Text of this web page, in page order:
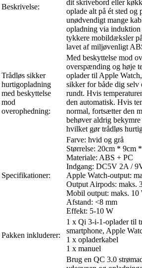
Beskrivelse:
dit skrivebord eller
oplade alt på ét sted og
unødvendigt mange
opladning via induktion
tykkere mobildæksler
lavet af miljøvenligt
Trådløs sikker
hurtigopladning
med beskyttelse
mod
overophedning:
Med beskyttelse mod
overspænding og høje
oplader til Apple
sikker for både dig selv
rundt. Hvis
den automatisk. Hvis
normal, fortsætter den
behøver aldrig
hvilket gør trådløs
Specifikationer:
Farve: hvid og grå
Størrelse: 20cm * 9cm
Materiale: ABS + PC
Indgang: DC5V 2A /
Apple Watch-output:
Output Airpods: maks.
Mobil output: maks. 10
Afstand: <8 mm
Effekt: 5-10 W
Pakken inkluderer:
1 x Qi 3-i-1-oplader til
smartphone, Apple
1 x opladerkabel
1 x manuel
Brug en QC 3.0